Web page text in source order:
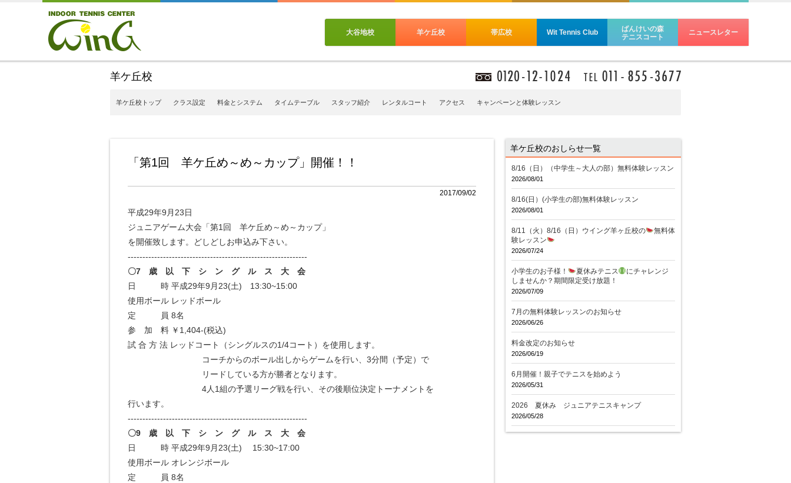
大谷地校 羊ケ丘校 帯広校 Wit Tennis Club
ばんけいの森
テニスコート
ニュースレター
羊ケ丘校
羊ケ丘校トップ クラス設定 料金とシステム タイムテーブル スタッフ紹介 レンタルコート アクセス キャンペーンと体験レッスン
「第1回 羊ケ丘め～め～カップ」開催！！
2017/09/02
平成29年9月23日
ジュニアゲーム大会「第1回 羊ケ丘め～め～カップ」
を開催致します。どしどしお申込み下さい。
-------------------------------------------------------------
〇7 歳 以 下 シ ン グ ル ス 大 会
日 時 平成29年9月23(土) 13:30~15:00
使用ボール レッドボール
定 員 8名
参 加 料 ￥1,404-(税込)
試 合 方 法 レッドコート（シングルスの1/4コート）を使用します。
コーチからのボール出しからゲームを行い、3分間（予定）で
リードしている方が勝者となります。
4人1組の予選リーグ戦を行い、その後順位決定トーナメントを
行います。
-------------------------------------------------------------
〇9 歳 以 下 シ ン グ ル ス 大 会
日 時 平成29年9月23(土) 15:30~17:00
使用ボール オレンジボール
定 員 8名
羊ケ丘校のおしらせ一覧
8/16（日）（中学生～大人の部）無料体験レッスン
2026/08/01
8/16(日）(小学生の部)無料体験レッスン
2026/08/01
8/11（火）8/16（日）ウイング羊ヶ丘校の
無料体
験レッスン
2026/07/24
小学生のお子様！ 夏休みテニス
にチャレンジ
しませんか？期間限定受け放題！
2026/07/09
7月の無料体験レッスンのお知らせ
2026/06/26
料金改定のお知らせ
2026/06/19
6月開催！親子でテニスを始めよう
2026/05/31
2026 夏休み ジュニアテニスキャンプ
2026/05/28